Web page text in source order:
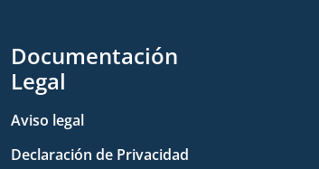
Documentación
Legal
Aviso legal
Declaración de Privacidad